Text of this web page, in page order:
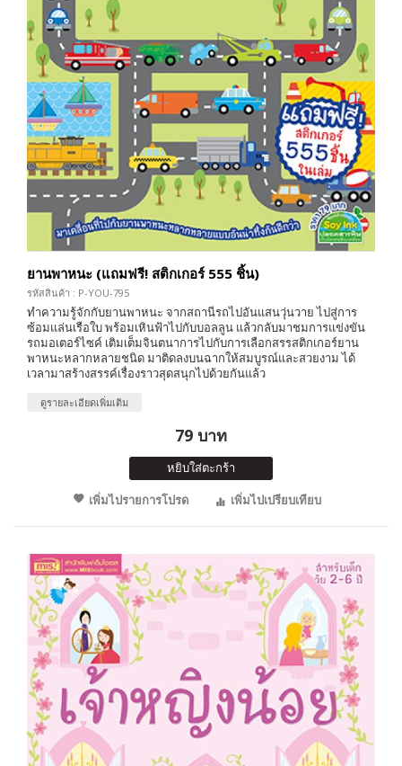
ยานพาหนะ (แถมฟรี! สติกเกอร์ 555 ชิ้น)
รหัสสินค้า : P-YOU-795
ทำความรู้จักกับยานพาหนะ จากสถานีรถไปอันแสนวุ่นวาย ไปสู่การ
ซ้อมแล่นเรือใบ พร้อมเหินฟ้าไปกับบอลลูน แล้วกลับมาชมการแข่งขัน
รถมอเตอร์ไซค์ เติมเต็มจินตนาการไปกับการเลือกสรรสติกเกอร์ยาน
พาหนะหลากหลายชนิด มาติดลงบนฉากให้สมบูรณ์และสวยงาม ได้
เวลามาสร้างสรรค์เรื่องราวสุดสนุกไปด้วยกันแล้ว
ดูรายละเอียดเพิ่มเติม
79 บาท
หยิบใส่ตะกร้า
เพิ่มไปรายการโปรด
เพิ่มไปเปรียบเทียบ